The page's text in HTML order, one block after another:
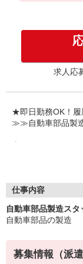
゜+゜・。
入社祝い
お友達を
インセン
★月2回払
゜・。○。
求人応
★即日勤務OK！
≫≫自動車部品製
職場での不安や悩
充実の福利厚生、
お仕事以外も充実
▼オフィスワーク
仕事内容
自動車部品製造スタ
自動車部品の製造
募集情報（派